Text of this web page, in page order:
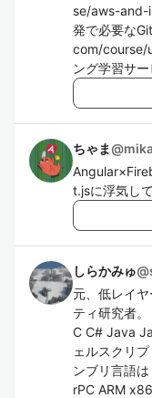
se/aws-and-
発で必要な
com/course/
ング学習サ
ちゃま@
t.jsに浮気して
しらかみゅ@
元、低レイ
ティ研究者
C C# Java
ェルスクリ
ンブリ言語
rPC ARM